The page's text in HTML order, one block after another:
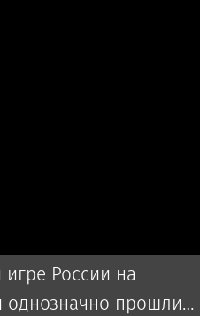
России на
однозначно прошли